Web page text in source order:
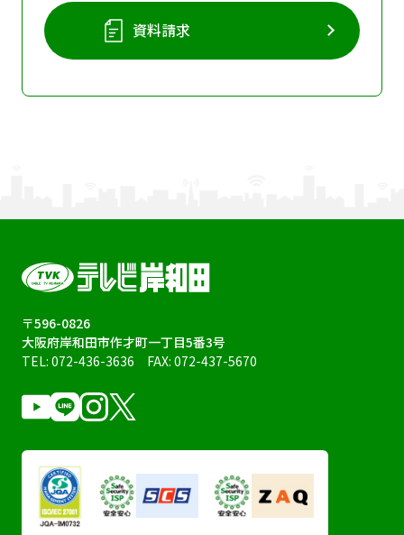
資料請求
〒596-0826
大阪府岸和田市作才町一丁目5番3号
TEL: 072-436-3636 FAX: 072-437-5670